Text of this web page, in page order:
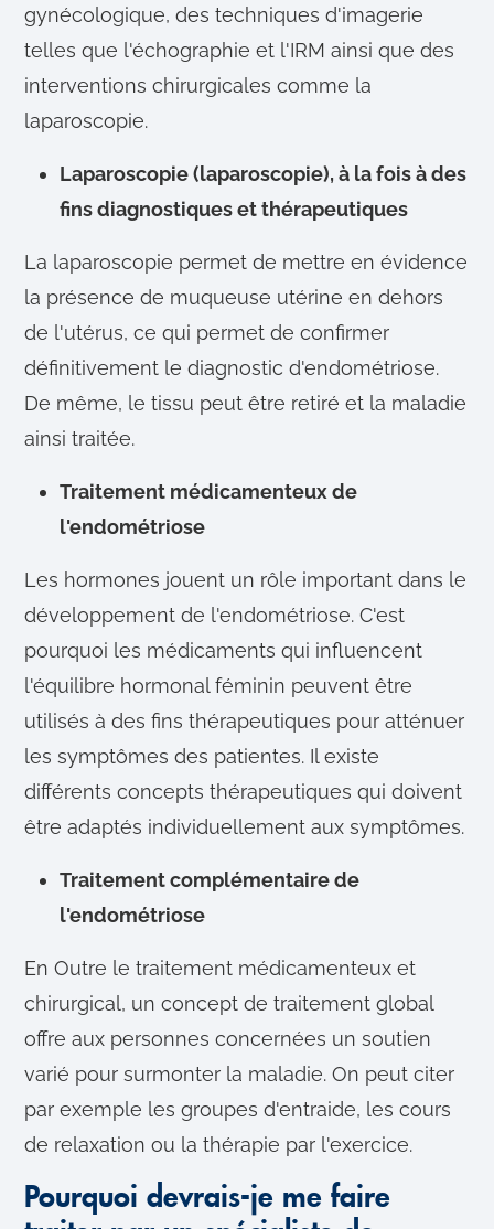
e
n
m
n
t
gynécologique, des techniques d'imagerie
telles que l'échographie et l'IRM ainsi que des
interventions chirurgicales comme la
laparoscopie.
Laparoscopie (laparoscopie), à la fois à des
fins diagnostiques et thérapeutiques
La laparoscopie permet de mettre en évidence
la présence de muqueuse utérine en dehors
de l'utérus, ce qui permet de confirmer
définitivement le diagnostic d'endométriose.
De même, le tissu peut être retiré et la maladie
ainsi traitée.
Traitement médicamenteux de
l'endométriose
Les hormones jouent un rôle important dans le
développement de l'endométriose. C'est
pourquoi les médicaments qui influencent
l'équilibre hormonal féminin peuvent être
utilisés à des fins thérapeutiques pour atténuer
les symptômes des patientes. Il existe
différents concepts thérapeutiques qui doivent
être adaptés individuellement aux symptômes.
Traitement complémentaire de
l'endométriose
En Outre le traitement médicamenteux et
chirurgical, un concept de traitement global
offre aux personnes concernées un soutien
varié pour surmonter la maladie. On peut citer
par exemple les groupes d'entraide, les cours
de relaxation ou la thérapie par l'exercice.
Pourquoi devrais-je me faire